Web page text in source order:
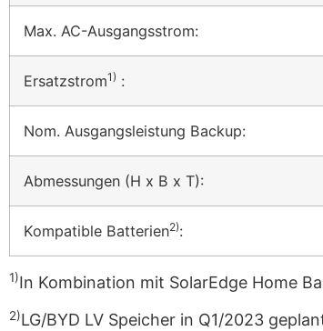
Max. AC-Ausgangsstrom:
Ersatzstrom1) :
Nom. Ausgangsleistung Backup:
Abmessungen (H x B x T):
Kompatible Batterien2):
1)In Kombination mit SolarEdge Home
2)LG/BYD LV Speicher in Q1/2023